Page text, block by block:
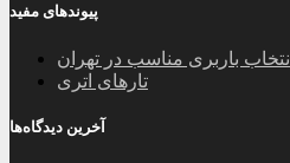
پیوندهای مفید
انتخاب باربری مناسب در تهران
تارهای اتری
آخرین دیدگاه‌ها